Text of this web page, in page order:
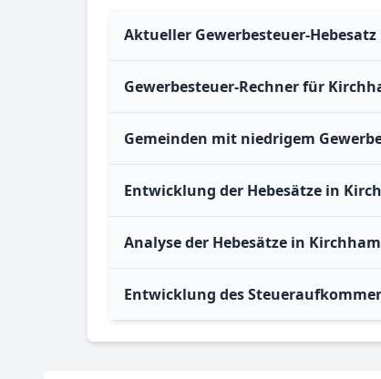
Aktueller Gewerbesteuer-
Gewerbesteuer-Rechner für
Gemeinden mit niedrigem
Entwicklung der Hebesätze in
Analyse der Hebesätze in
Entwicklung des